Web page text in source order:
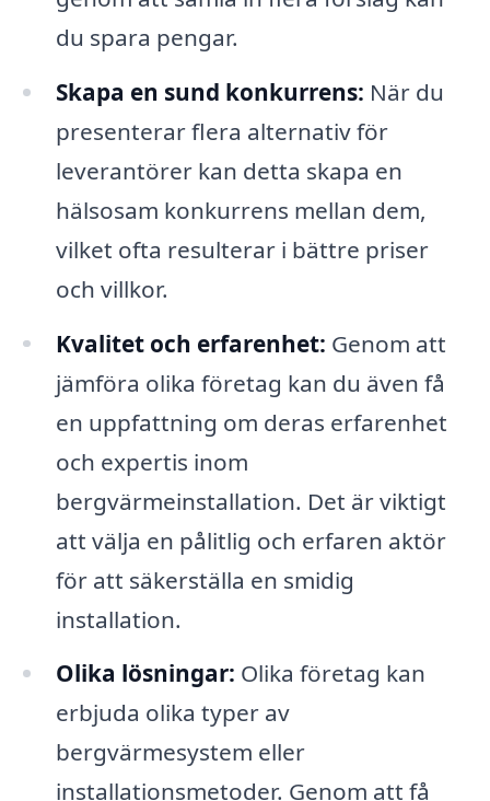
du spara pengar.
Skapa en sund konkurrens: När du
presenterar flera alternativ för
leverantörer kan detta skapa en
hälsosam konkurrens mellan dem,
vilket ofta resulterar i bättre priser
och villkor.
Kvalitet och erfarenhet: Genom att
jämföra olika företag kan du även få
en uppfattning om deras erfarenhet
och expertis inom
bergvärmeinstallation. Det är viktigt
att välja en pålitlig och erfaren aktör
för att säkerställa en smidig
installation.
Olika lösningar: Olika företag kan
erbjuda olika typer av
bergvärmesystem eller
installationsmetoder. Genom att få